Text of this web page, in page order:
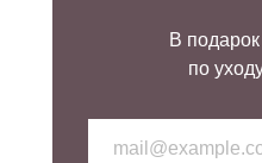
В
по